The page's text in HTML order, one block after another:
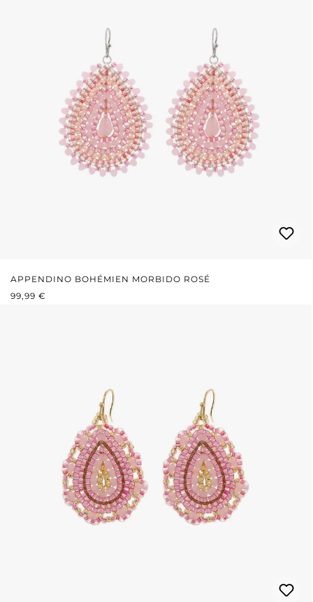
APPENDINO BOHÉMIEN MORBIDO ROSÉ
PREZZO NORMALE:
99,99 €